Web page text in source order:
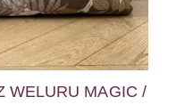
WELURU MAGIC /